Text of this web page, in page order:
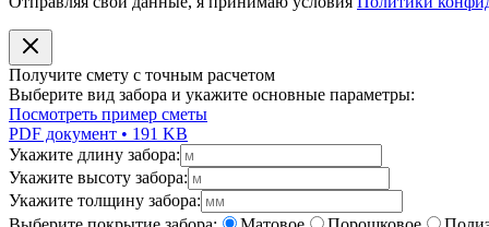
Получите смету с точным расчетом
Выберите вид забора и укажите основные параметры:
Посмотреть пример сметы
PDF документ • 191 KB
Укажите длину забора:
Укажите высоту забора:
Укажите толщину забора: